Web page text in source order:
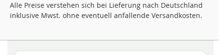
Alle Preise verstehen sich bei Lieferung nach Deutschland
inklusive Mwst. ohne eventuell anfallende Versandkosten.